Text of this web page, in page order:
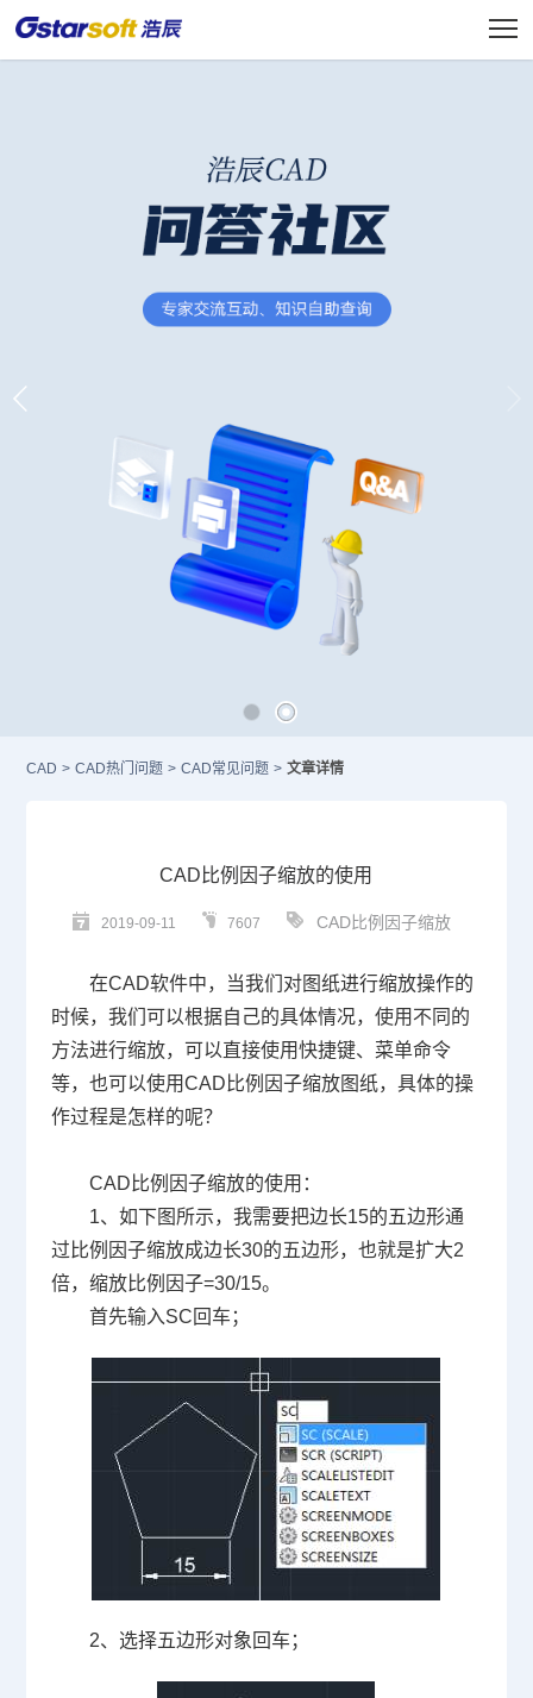
CAD > CAD热门问题 > CAD常见问题 > 文章详情
CAD比例因子缩放的使用
2019-09-11 7607 CAD比例因子缩放
在CAD软件中，当我们对图纸进行缩放操作的
时候，我们可以根据自己的具体情况，使用不同的
方法进行缩放，可以直接使用快捷键、菜单命令
等，也可以使用CAD 比例因子缩放图纸，具体的操
作过程是怎样的呢？
CAD 比例因子缩放的使用：
1、如下图所示，我需要把边长15的五边形通
过比例因子缩放成边长30的五边形，也就是扩大2
倍，缩放比例因子=30/15。
首先输入SC 回车；
2、选择五边形对象回车；